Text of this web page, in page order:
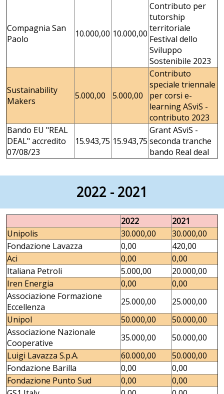
Compagnia San
Paolo
10.000,00 10.000,00
Contributo per
tutorship
territoriale
Festival dello
Sviluppo
Sostenibile 2023
Sustainability
Makers
5.000,00 5.000,00
Contributo
speciale triennale
per corsi e-
learning ASviS -
contributo 2023
Bando EU "REAL
DEAL" accredito
07/08/23
15.943,75 15.943,75
Grant ASviS -
seconda tranche
bando Real deal
2022 - 2021
2022
2021
Unipolis
30.000,00
30.000,00
Fondazione Lavazza
0,00
420,00
Aci
0,00
0,00
Italiana Petroli
5.000,00
20.000,00
Iren Energia
0,00
0,00
Associazione Formazione
Eccellenza
25.000,00
25.000,00
Unipol
50.000,00
50.000,00
Associazione Nazionale
Cooperative
35.000,00
50.000,00
Luigi Lavazza S.p.A.
60.000,00
50.000,00
Fondazione Barilla
0,00
0,00
Fondazione Punto Sud
0,00
0,00